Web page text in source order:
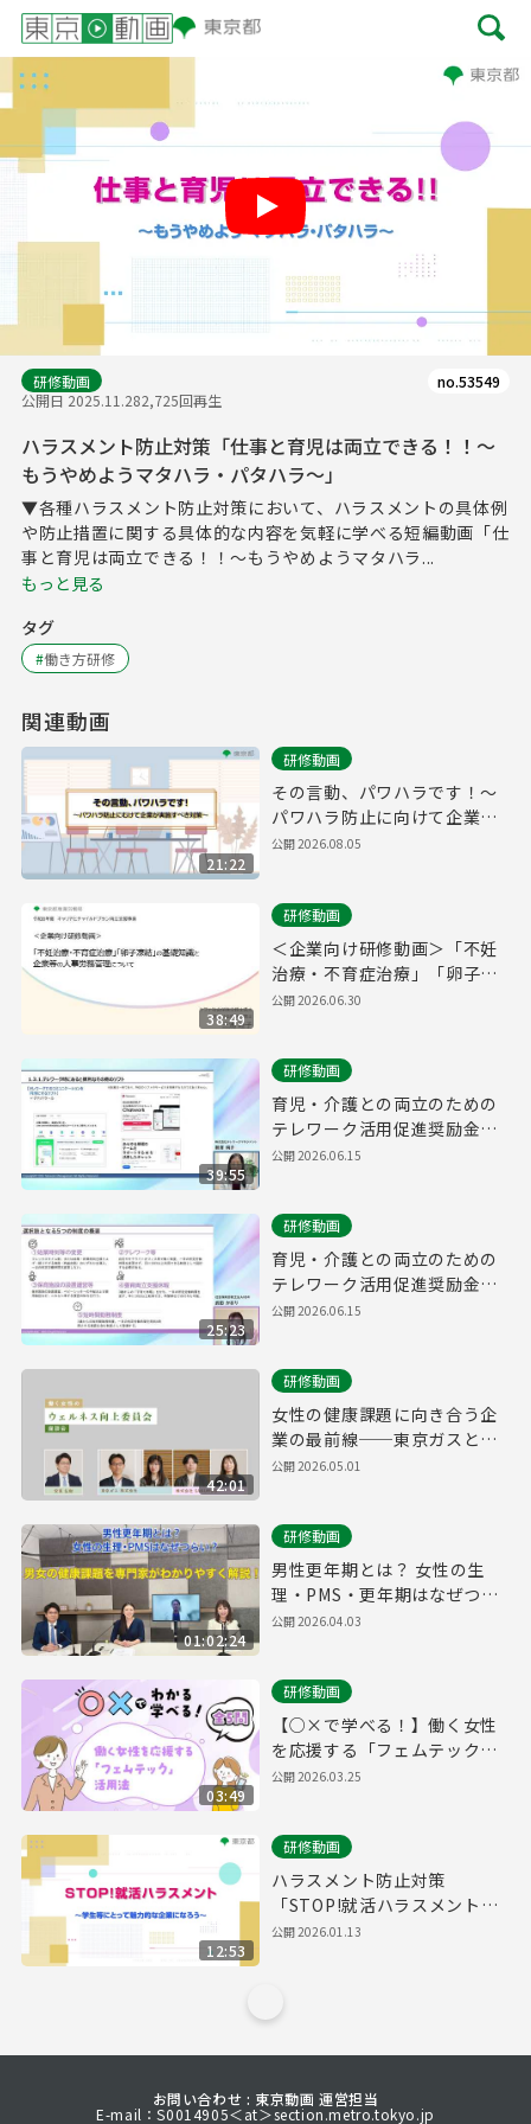
研修動画
公開日 2025.11.282,725回再生
no.53549
ハラスメント防止対策「仕事と育児は両立できる！！～
もうやめようマタハラ・パタハラ～」
▼各種ハラスメント防止対策において、ハラスメントの具体例
や防止措置に関する具体的な内容を気軽に学べる短編動画「仕
事と育児は両立できる！！～もうやめようマタハラ...
もっと見る
タグ
#働き方研修
関連動画
21:22
研修動画
その言動、パワハラです！～
パワハラ防止に向けて企業が
実施すべき対策～
公開2026.08.05
38:49
研修動画
＜企業向け研修動画＞「不妊
治療・不育症治療」「卵子凍
結」の基礎知識と企業等の人
公開2026.06.30
39:55
研修動画
育児・介護との両立のための
テレワーク活用促進奨励金
研修動画②
公開2026.06.15
25:23
研修動画
育児・介護との両立のための
テレワーク活用促進奨励金
研修動画①
公開2026.06.15
42:01
研修動画
女性の健康課題に向き合う企
業の最前線──東京ガスと
SAKURUGが語る、社内制度
公開2026.05.01
01:02:24
研修動画
男性更年期とは？ 女性の生
理・PMS・更年期はなぜつら
い？男女の健康課題を専門家
公開2026.04.03
03:49
研修動画
【○×で学べる！】働く女性
を応援する「フェムテック」
活用法
公開2026.03.25
12:53
研修動画
ハラスメント防止対策
「STOP!就活ハラスメント～
学生等にとって魅力的な企業
公開2026.01.13
お問い合わせ : 東京動画 運営担当
E-mail：S0014905＜at＞section.metro.tokyo.jp